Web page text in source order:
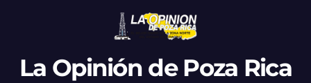
La Opinión de Poza Rica